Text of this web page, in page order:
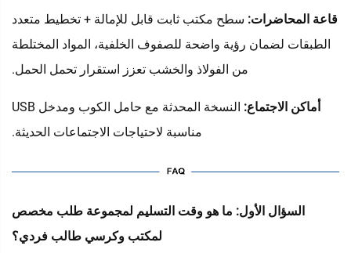
قاعة المحاضرات: سطح مكتب ثابت قابل للإمالة + تخطيط متعدد
الطبقات لضمان رؤية واضحة للصفوف الخلفية، المواد المختلطة
من الفولاذ والخشب تعزز استقرار تحمل الحمل.
أماكن الاجتماع:
النسخة المحدثة مع حامل الكوب ومدخل USB
مناسبة لاحتياجات الاجتماعات الحديثة.
السؤال الأول: ما هو وقت التسليم لمجموعة طلب مخصص
لمكتب وكرسي طالب فردي؟